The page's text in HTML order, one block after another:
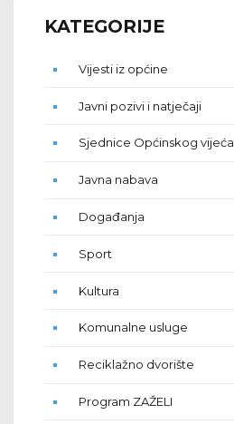
KATEGORIJE
Vijesti iz općine
Javni pozivi i natječaji
Sjednice Općinskog vijeća
Javna nabava
Događanja
Sport
Kultura
Komunalne usluge
Reciklažno dvorište
Program ZAŽELI